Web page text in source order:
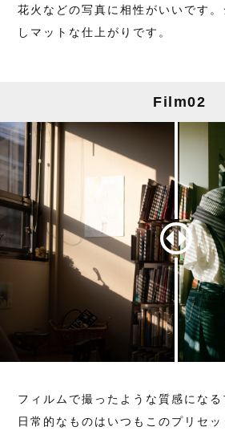
花火などの写真に相性がいいです
しマットな仕上がりです。
Film02
フィルムで撮ったような質感になる
日常的なものはいつもこのプリセッ